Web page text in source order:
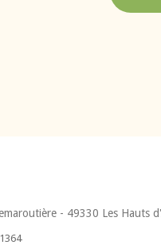
- 49330 Les Hauts